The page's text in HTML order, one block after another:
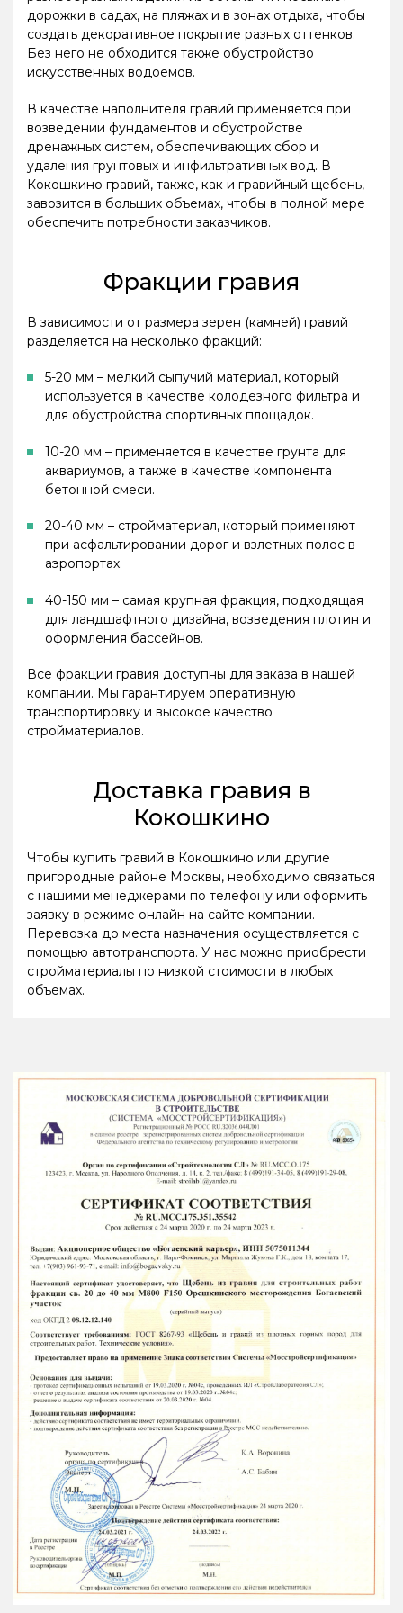
дорожки в садах, на пляжах и в зонах отдыха, чтобы
создать декоративное покрытие разных оттенков.
Без него не обходится также обустройство
искусственных водоемов.
В качестве наполнителя гравий применяется при
возведении фундаментов и обустройстве
дренажных систем, обеспечивающих сбор и
удаления грунтовых и инфильтративных вод. В
Кокошкино гравий, также, как и гравийный щебень,
завозится в больших объемах, чтобы в полной мере
обеспечить потребности заказчиков.
Фракции гравия
В зависимости от размера зерен (камней) гравий
разделяется на несколько фракций:
5-20 мм – мелкий сыпучий материал, который
используется в качестве колодезного фильтра и
для обустройства спортивных площадок.
10-20 мм – применяется в качестве грунта для
аквариумов, а также в качестве компонента
бетонной смеси.
20-40 мм – стройматериал, который применяют
при асфальтировании дорог и взлетных полос в
аэропортах.
40-150 мм – самая крупная фракция, подходящая
для ландшафтного дизайна, возведения плотин и
оформления бассейнов.
Все фракции гравия доступны для заказа в нашей
компании. Мы гарантируем оперативную
транспортировку и высокое качество
стройматериалов.
Доставка гравия в
Кокошкино
Чтобы купить гравий в Кокошкино или другие
пригородные районе Москвы, необходимо связаться
с нашими менеджерами по телефону или оформить
заявку в режиме онлайн на сайте компании.
Перевозка до места назначения осуществляется с
помощью автотранспорта. У нас можно приобрести
стройматериалы по низкой стоимости в любых
объемах.